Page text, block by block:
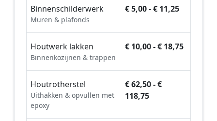
Binnenschilderwerk
Muren & plafonds
€ 5,00 - € 11,25
Houtwerk lakken
Binnenkozijnen & trappen
€ 10,00 - € 18,75
Houtrotherstel
Uithakken & opvullen met
epoxy
€ 62,50 - €
118,75